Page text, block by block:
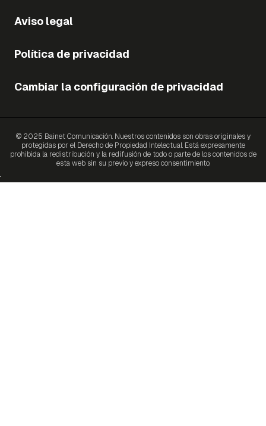
Aviso legal
Política de privacidad
Cambiar la configuración de privacidad
© 2025 Bainet Comunicación. Nuestros contenidos son obras originales y
protegidas por el Derecho de Propiedad Intelectual. Está expresamente
prohibida la redistribución y la redifusión de todo o parte de los contenidos de
esta web sin su previo y expreso consentimiento.